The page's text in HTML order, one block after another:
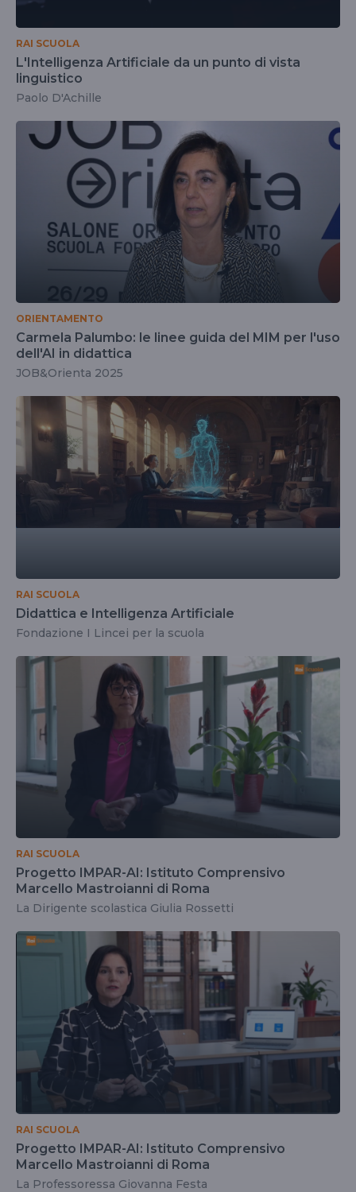
RAI SCUOLA
L'Intelligenza Artificiale da un punto di vista
linguistico
Paolo D'Achille
ORIENTAMENTO
Carmela Palumbo: le linee guida del MIM per l'uso
dell'AI in didattica
JOB&Orienta 2025
RAI SCUOLA
Didattica e Intelligenza Artificiale
Fondazione I Lincei per la scuola
RAI SCUOLA
Progetto IMPAR-AI: Istituto Comprensivo
Marcello Mastroianni di Roma
La Dirigente scolastica Giulia Rossetti
RAI SCUOLA
Progetto IMPAR-AI: Istituto Comprensivo
Marcello Mastroianni di Roma
La Professoressa Giovanna Festa